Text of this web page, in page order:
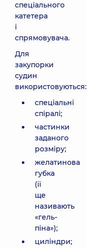
спеціального
катетера
і
спрямовувача.
Для
закупорки
судин
використовуються:
спеціальні
спіралі;
частинки
заданого
розміру;
желатинова
губка
(її
ще
називають
«гель-
піна»);
циліндри;